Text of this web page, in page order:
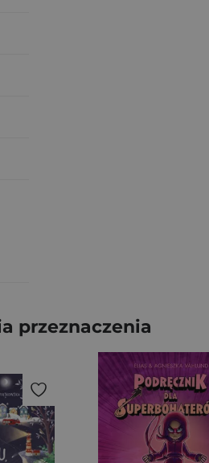
przeznaczenia